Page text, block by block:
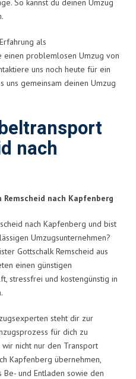
So kannst du deinen Umzug
als
einen problemlosen Umzug von
uns noch heute für ein
uns gemeinsam deinen Umzug
nach
Remscheid nach Kapfenberg
nach Kapfenberg und bist
Umzugsunternehmen?
Gottschalk Remscheid aus
einen günstigen
stressfrei und kostengünstig in
steht dir zur
für dich zu
nicht nur den Transport
Kapfenberg übernehmen,
Be- und Entladen sowie den